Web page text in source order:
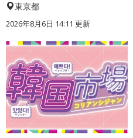
東京都
2026年8月6日 14:11 更新